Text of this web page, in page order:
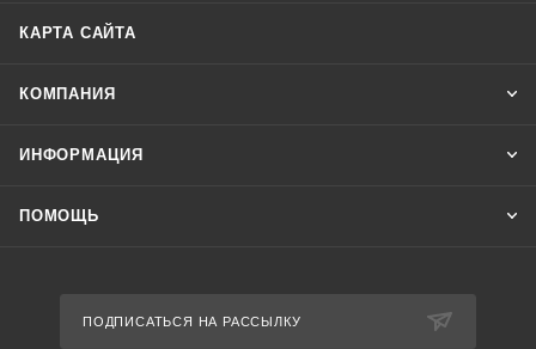
КАРТА САЙТА
КОМПАНИЯ
ИНФОРМАЦИЯ
ПОМОЩЬ
ПОДПИСАТЬСЯ НА РАССЫЛКУ